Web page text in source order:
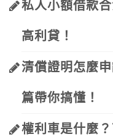
私人小額借款
高利貸！
清償證明怎麼
篇帶你搞懂！
權利車是什麼